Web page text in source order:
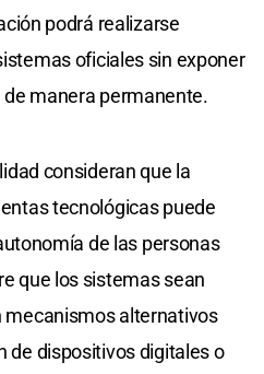
podrá realizarse
oficiales sin exponer
manera permanente.
consideran que la
tecnológicas puede
de las personas
que los sistemas sean
mecanismos alternativos
de dispositivos digitales o